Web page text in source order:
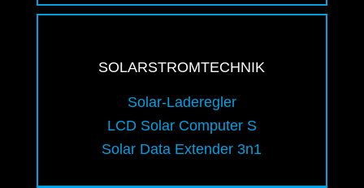
SOLARSTROMTECHNIK
Solar-Laderegler
LCD Solar Computer S
Solar Data Extender 3n1